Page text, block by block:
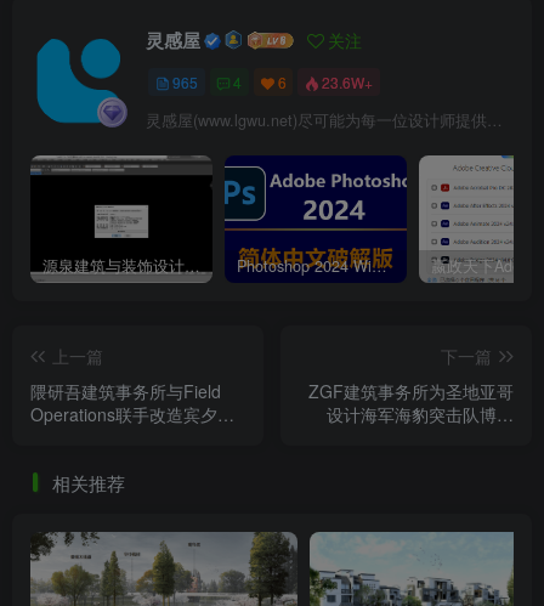
灵感屋 关注
965 4 6 23.6W+
源泉建筑与装饰设计CAD插件工具箱（YQArch 6.7.4） Photoshop 2024 Win|Mac 简体中文破解版安装包下载及安装教程
上一篇
隈研吾建筑事务所与Field
Operations联手改造宾夕法
下一篇
ZGF建筑事务所为圣地亚哥
设计海军海豹突击队博物
相关推荐